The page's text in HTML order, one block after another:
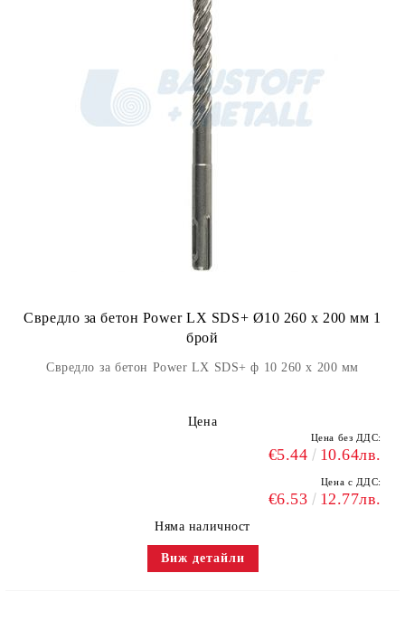
Свредло за бетон Power LX SDS+ Ø10 260 x 200 мм 1
брой
Свредло за бетон Power LX SDS+ ф 10 260 x 200 мм
Цена
Цена без ДДС:
€5.44 10.64лв.
Цена с ДДС:
€6.53 12.77лв.
Няма наличност
Виж детайли